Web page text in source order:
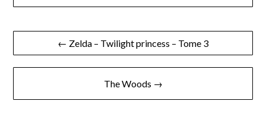
Navigation
de
← Zelda – Twilight princess – Tome 3
The Woods →